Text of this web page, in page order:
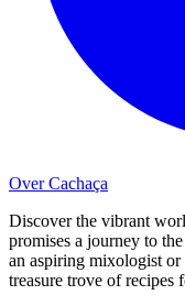
Over Cachaça
Discover the vibrant
promises a journey to
an aspiring mixologist or
treasure trove of recipes